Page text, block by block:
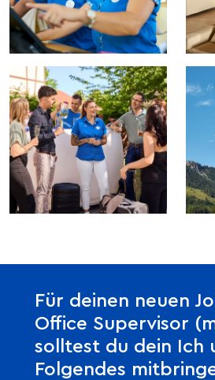
Für deinen neuen
Office Supervisor
solltest du dein Ich
Folgendes